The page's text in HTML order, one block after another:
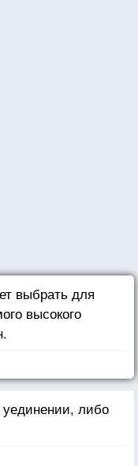
выбрать для
высокого
уединении, либо